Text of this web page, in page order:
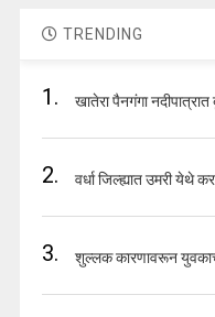
TRENDING
1. खातेरा पैनगंगा
2. वर्धा जिल्ह्यात उमरी येथे
3. शुल्लक कारणावरून